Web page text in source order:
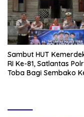
Sambut HUT
RI Ke-81, Satlantas
Toba Bagi Sembako